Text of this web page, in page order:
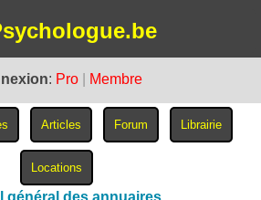
: Pro Membre
général des annuaires